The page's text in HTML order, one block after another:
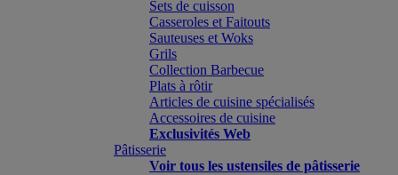
Sets de cuisson
Casseroles et Faitouts
Sauteuses et Woks
Grils
Collection Barbecue
Plats à rôtir
Articles de cuisine spécialisés
Accessoires de cuisine
Exclusivités Web
Pâtisserie
Voir tous les ustensiles de pâtisserie